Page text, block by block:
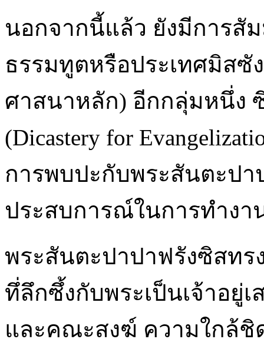
นอกจากนี้แล้ว ยังมีการสั
ธรรมทูตหรือประเทศมิสซั
ศาสนาหลัก) อีกกลุ่มหนึ่ง
(Dicastery for
การพบปะกับพระสันตะปา
ประสบการณ์ในการทำงา
พระสันตะปาปาฟรังซิสท
ทึ่ลึกซึ้งกับพระเป็นเจ้าอยู่
และคณะสงฆ์ ความใกล้ชิ